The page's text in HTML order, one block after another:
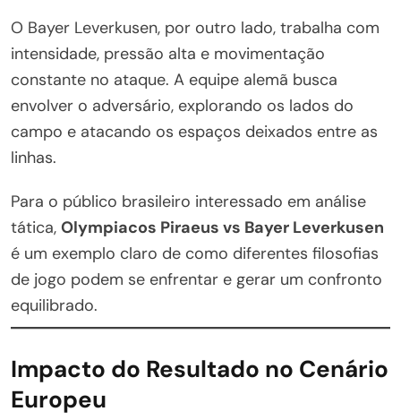
O Bayer Leverkusen, por outro lado, trabalha com
intensidade, pressão alta e movimentação
constante no ataque. A equipe alemã busca
envolver o adversário, explorando os lados do
campo e atacando os espaços deixados entre as
linhas.
Para o público brasileiro interessado em análise
tática, Olympiacos Piraeus vs Bayer Leverkusen
é um exemplo claro de como diferentes filosofias
de jogo podem se enfrentar e gerar um confronto
equilibrado.
Impacto do Resultado no Cenário
Europeu